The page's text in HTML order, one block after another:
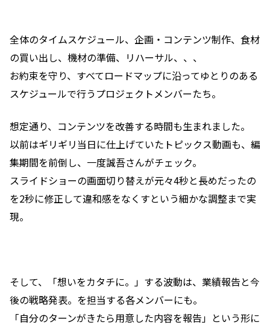
全体のタイムスケジュール、企画・コンテンツ制作、食材
の買い出し、機材の準備、リハーサル、、、
お約束を守り、すべてロードマップに沿ってゆとりのある
スケジュールで行うプロジェクトメンバーたち。
想定通り、コンテンツを改善する時間も生まれました。
以前はギリギリ当日に仕上げていたトピックス動画も、編
集期間を前倒し、一度誠吾さんがチェック。
スライドショーの画面切り替えが元々4秒と長めだったの
を2秒に修正して違和感をなくすという細かな調整まで実
現。
そして、「想いをカタチに。」する波動は、業績報告と今
後の戦略発表。を担当する各メンバーにも。
「自分のターンがきたら用意した内容を報告」という形に